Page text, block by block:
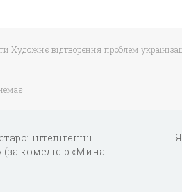
Художнє відтворення проблем
інтелігенції
(за комедією «Мина